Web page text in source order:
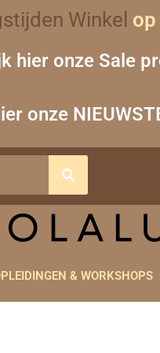
Winkel op
hier onze Sale
onze
& WORKSHOPS